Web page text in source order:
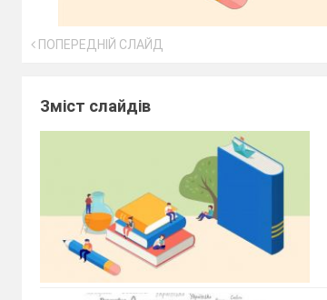
ПОПЕРЕДНІЙ СЛАЙД
Зміст слайдів